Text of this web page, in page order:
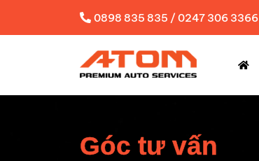
0898 835 835 / 0247 306 3366
Góc tư vấn